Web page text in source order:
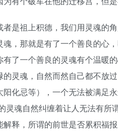
者是祖上积德，我们用灵魂的
魂，那就是有了一个善良的心
有了一个善良的灵魂有个温暖
的灵魂，自然而然自己都不放
化忌等），一个无法被满足
灵魂自然纠缠着让人无法有所
解释，所谓的前世是否累积福